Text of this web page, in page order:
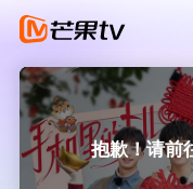
抱歉！请前